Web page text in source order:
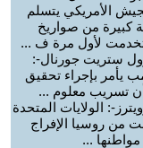
الأمريكي يتسلم
كبيرة من صواريخ
لأول مرة ف ...
ستريت جورنال-:
يأمر بإجراء تحقيق
تسريب معلوم ...
: الولايات المتحدة
من روسيا الإفراج
...